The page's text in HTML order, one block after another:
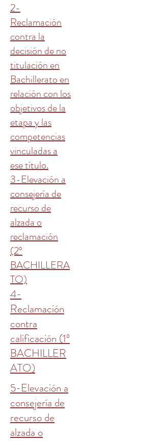
2-
Reclamación
contra la
decisión de no
titulación en
Bachillerato en
relación con los
objetivos de la
etapa y las
competencias
vinculadas a
ese título.
3-Elevación a
consejería de
recurso de
alzada o
reclamación
(2º
BACHILLERA
TO)
4-
Reclamación
contra
calificación (1º
BACHILLER
ATO)
5-Elevación a
consejería de
recurso de
alzada o